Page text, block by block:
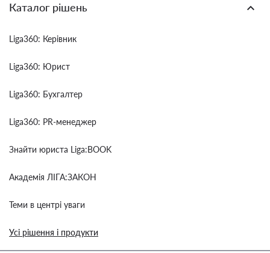
Каталог рішень
Liga360: Керівник
Liga360: Юрист
Liga360: Бухгалтер
Liga360: PR-менеджер
Знайти юриста Liga:BOOK
Академія ЛІГА:ЗАКОН
Теми в центрі уваги
Усі рішення і продукти